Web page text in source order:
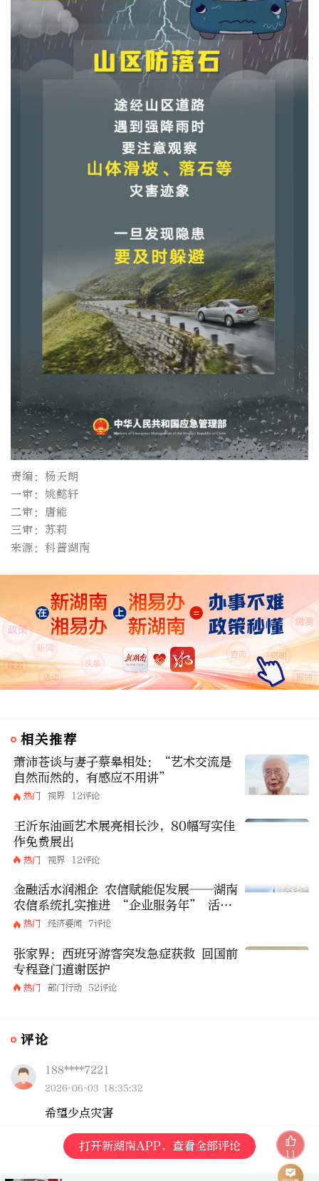
责编：杨天朗
一审：姚懿轩
二审：唐能
三审：苏莉
来源：科普湖南
相关推荐
萧沛苍谈与妻子蔡皋相处：“艺术交流是
自然而然的，有感应不用讲”
热门 视界 12评论
王沂东油画艺术展亮相长沙，80幅写实佳
作免费展出
热门 视界 12评论
金融活水润湘企 农信赋能促发展——湖南
农信系统扎实推进 “企业服务年” 活动
走深走实
热门 经济要闻 7评论
张家界：西班牙游客突发急症获救 回国前
专程登门道谢医护
热门 部门行动 52评论
评论
188****7221
2026-06-03 18:35:32
希望少点灾害
打开新湖南APP，查看全部评论
11